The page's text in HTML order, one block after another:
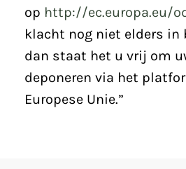
op http://ec.europa.eu/
klacht nog niet elders in
dan staat het u vrij om
deponeren via het
Europese Unie.”